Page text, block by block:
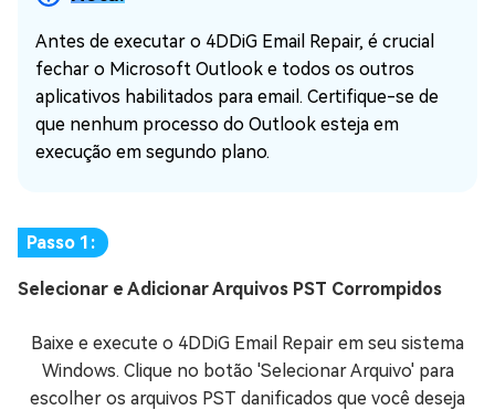
Antes de executar o 4DDiG Email Repair, é crucial
fechar o Microsoft Outlook e todos os outros
aplicativos habilitados para email. Certifique-se de
que nenhum processo do Outlook esteja em
execução em segundo plano.
Passo 1:
Selecionar e Adicionar Arquivos PST Corrompidos
Baixe e execute o 4DDiG Email Repair em seu sistema
Windows. Clique no botão 'Selecionar Arquivo' para
escolher os arquivos PST danificados que você deseja